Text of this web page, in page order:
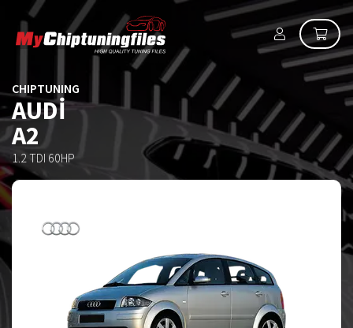
CHIPTUNING
AUDI
A2
1.2 TDI 60HP